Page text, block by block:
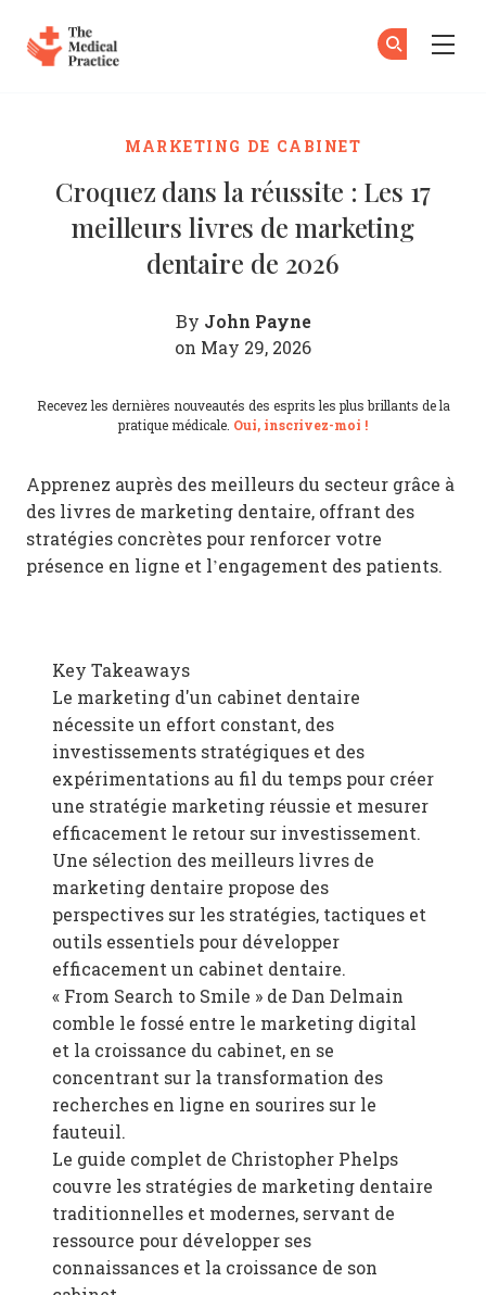
MARKETING DE CABINET
Croquez dans la réussite : Les 17
meilleurs livres de marketing
dentaire de 2026
By John Payne
on May 29, 2026
Recevez les dernières nouveautés des esprits les plus brillants de la
pratique médicale. Oui, inscrivez-moi !
Apprenez auprès des meilleurs du secteur grâce à
des livres de marketing dentaire, offrant des
stratégies concrètes pour renforcer votre
présence en ligne et l’engagement des patients.
Key Takeaways
Le marketing d'un cabinet dentaire
nécessite un effort constant, des
investissements stratégiques et des
expérimentations au fil du temps pour créer
une stratégie marketing réussie et mesurer
efficacement le retour sur investissement.
Une sélection des meilleurs livres de
marketing dentaire propose des
perspectives sur les stratégies, tactiques et
outils essentiels pour développer
efficacement un cabinet dentaire.
« From Search to Smile » de Dan Delmain
comble le fossé entre le marketing digital
et la croissance du cabinet, en se
concentrant sur la transformation des
recherches en ligne en sourires sur le
fauteuil.
Le guide complet de Christopher Phelps
couvre les stratégies de marketing dentaire
traditionnelles et modernes, servant de
ressource pour développer ses
connaissances et la croissance de son